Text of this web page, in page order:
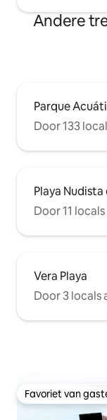
Andere
Parque
Door 133
Playa Nudista
Door 11
Vera Playa
Door 3 locals
Favoriet van
Favoriet van